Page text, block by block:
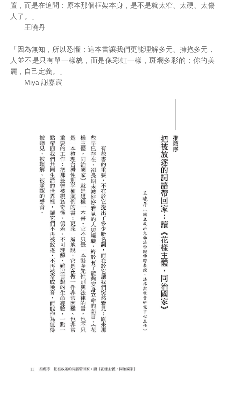
置，而是在追問：原本那個框架本身，是不是就太窄、太硬、太傷
人了。」
——王曉丹
「因為無知，所以恐懼；這本書讓我們更能理解多元、擁抱多元，
人並不是只有單一樣貌，而是像彩虹一樣，斑斕多彩的；你的美
麗，自己定義。」
——Miya 謝嘉宸